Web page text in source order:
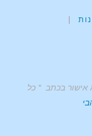
|
אישור בכתב * כל